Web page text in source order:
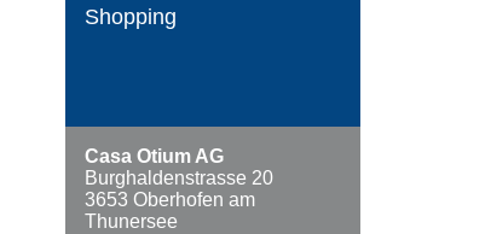
Shopping
Casa Otium AG
Burghaldenstrasse 20
3653 Oberhofen am
Thunersee